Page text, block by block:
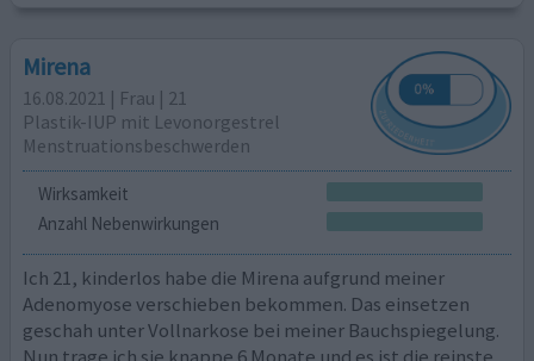
Mirena
16.08.2021 | Frau | 21
Plastik-IUP mit Levonorgestrel
Menstruationsbeschwerden
Wirksamkeit
Anzahl Nebenwirkungen
Ich 21, kinderlos habe die Mirena aufgrund meiner
Adenomyose verschieben bekommen. Das einsetzen
geschah unter Vollnarkose bei meiner Bauchspiegelung.